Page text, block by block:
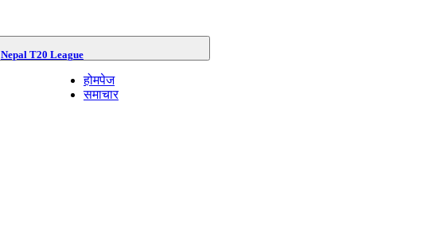
Nepal T20 League
होमपेज
समाचार